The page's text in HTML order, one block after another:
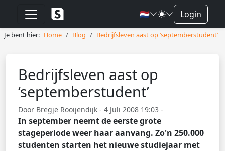
🇳🇱 Login
Je bent hier: Home Blog Bedrijfsleven aast op ‘septemberstudent’
Bedrijfsleven aast op
‘septemberstudent’
Door Bregje Rooijendijk - 4 Juli 2008 19:03 -
In september neemt de eerste grote
stageperiode weer haar aanvang. Zo'n 250.000
studenten starten het nieuwe studiejaar met